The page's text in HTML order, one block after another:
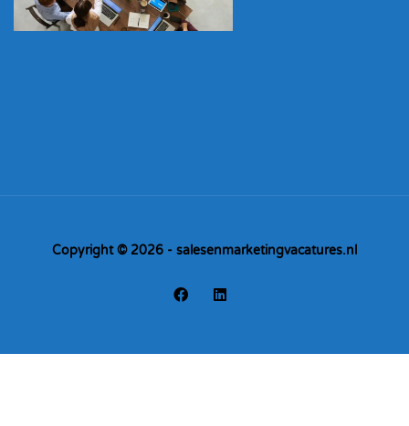
Copyright © 2026 - salesenmarketingvacatures.nl